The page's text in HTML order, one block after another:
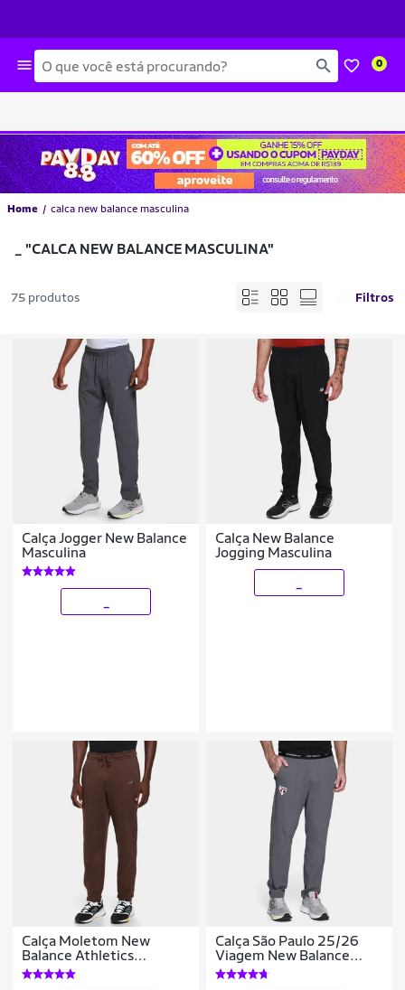
Busca 0
Home calca new balance masculina
"CALCA NEW BALANCE MASCULINA"
75 produtos Filtros
Calça Jogger New Balance
Masculina
Calça New Balance
Jogging Masculina
Calça Moletom New
Balance Athletics
Masculina
Calça São Paulo 25/26
Viagem New Balance
Masculina